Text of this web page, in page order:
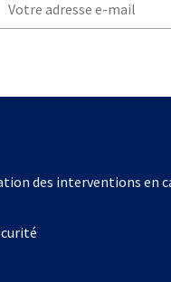
des interventions en